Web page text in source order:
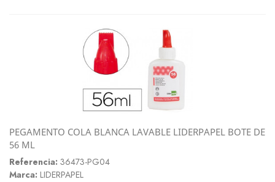
PEGAMENTO COLA BLANCA LAVABLE LIDERPAPEL BOTE DE
56 ML
Referencia: 36473-PG04
Marca: LIDERPAPEL